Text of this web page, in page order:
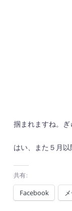
掴まれますね。ぎ
はい、また５月
共有:
Facebook